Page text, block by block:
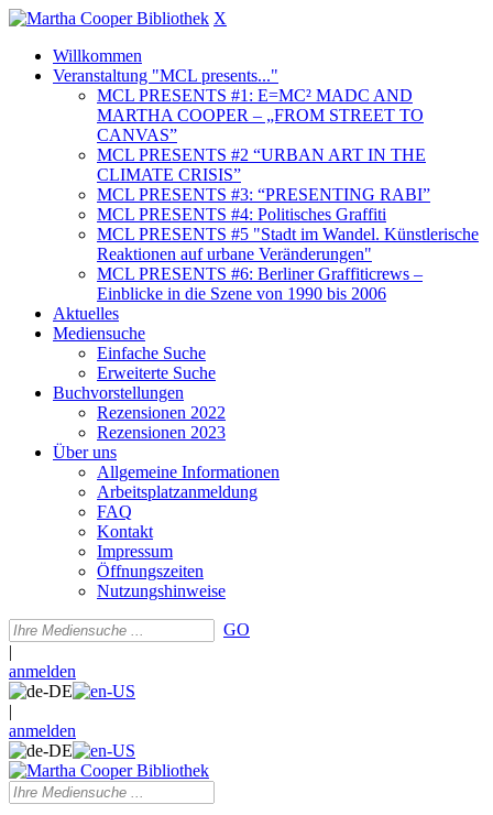
X
Willkommen
Veranstaltung "MCL presents..."
MCL PRESENTS #1: E=MC² MADC AND
MARTHA COOPER – „FROM STREET TO
CANVAS”
MCL PRESENTS #2 “URBAN ART IN THE
CLIMATE CRISIS”
MCL PRESENTS #3: “PRESENTING RABI”
MCL PRESENTS #4: Politisches Graffiti
MCL PRESENTS #5 "Stadt im Wandel. Künstlerische
Reaktionen auf urbane Veränderungen"
MCL PRESENTS #6: Berliner Graffiticrews –
Einblicke in die Szene von 1990 bis 2006
Aktuelles
Mediensuche
Einfache Suche
Erweiterte Suche
Buchvorstellungen
Rezensionen 2022
Rezensionen 2023
Über uns
Allgemeine Informationen
Arbeitsplatzanmeldung
FAQ
Kontakt
Impressum
Öffnungszeiten
Nutzungshinweise
GO
|
anmelden
|
anmelden